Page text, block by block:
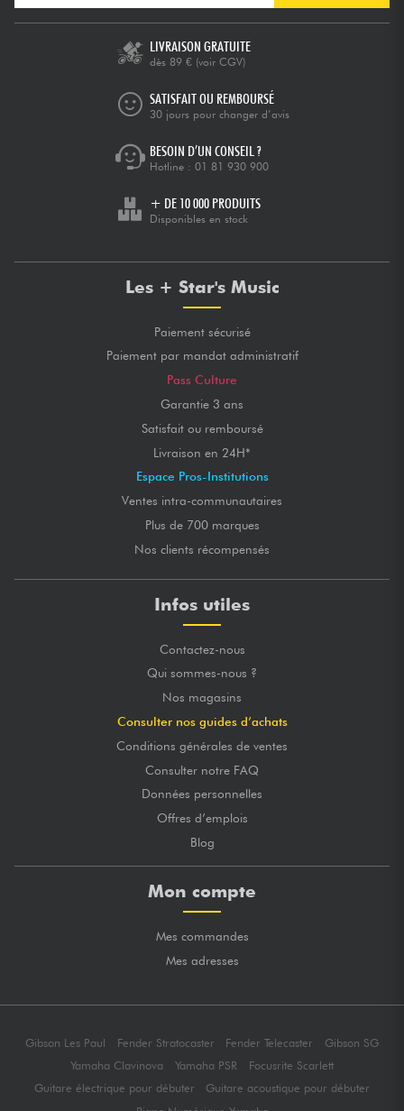
LIVRAISON GRATUITE
dès 89 € (voir CGV)
SATISFAIT OU REMBOURSÉ
30 jours pour changer d’avis
BESOIN D’UN CONSEIL ?
Hotline : 01 81 930 900
+ DE 10 000 PRODUITS
Disponibles en stock
Les + Star's Music
Paiement sécurisé
Paiement par mandat administratif
Pass Culture
Garantie 3 ans
Satisfait ou remboursé
Livraison en 24H*
Espace Pros-Institutions
Ventes intra-communautaires
Plus de 700 marques
Nos clients récompensés
Infos utiles
Contactez-nous
Qui sommes-nous ?
Nos magasins
Consulter nos guides d’achats
Conditions générales de ventes
Consulter notre FAQ
Données personnelles
Offres d’emplois
Blog
Mon compte
Mes commandes
Mes adresses
Gibson Les Paul Fender Stratocaster Fender Telecaster
Gibson SG
Yamaha Clavinova
Yamaha PSR
Focusrite Scarlett
Guitare électrique pour débuter
Guitare acoustique pour débuter